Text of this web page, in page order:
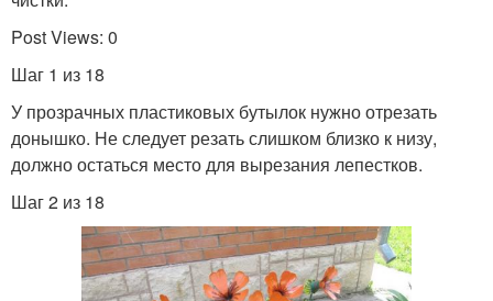
Post Views: 0
Шаг 1 из 18
У прозрачных пластиковых бутылок нужно отрезать
донышко. Не следует резать слишком близко к низу,
должно остаться место для вырезания лепестков.
Шаг 2 из 18